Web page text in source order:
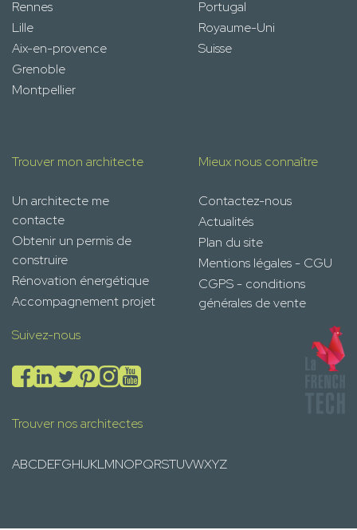
Rennes
Lille
Aix-en-provence
Grenoble
Montpellier
Portugal
Royaume-Uni
Suisse
Trouver mon architecte
Un architecte me
contacte
Obtenir un permis de
construire
Rénovation énergétique
Accompagnement projet
Mieux nous connaître
Contactez-nous
Actualités
Plan du site
Mentions légales - CGU
CGPS - conditions
générales de vente
Suivez-nous
Trouver nos architectes
ABCDEFGHIJKLMNOPQRSTUVWXYZ